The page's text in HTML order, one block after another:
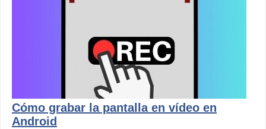
Cómo grabar la pantalla en vídeo en
Android